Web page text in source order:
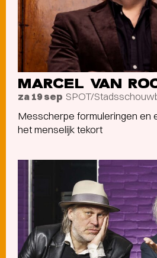
MARCEL VAN
za 19 sep SPOT/
Messcherpe formuleringen en
het menselijk tekort